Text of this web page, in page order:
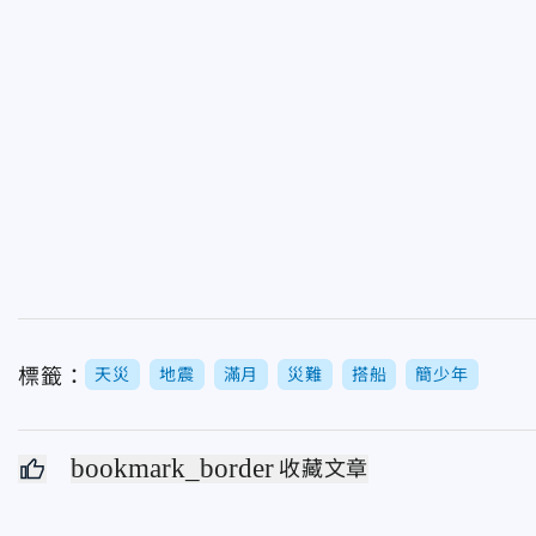
標籤： 天災 地震 滿月 災難 搭船 簡少年
bookmark_border 收藏文章